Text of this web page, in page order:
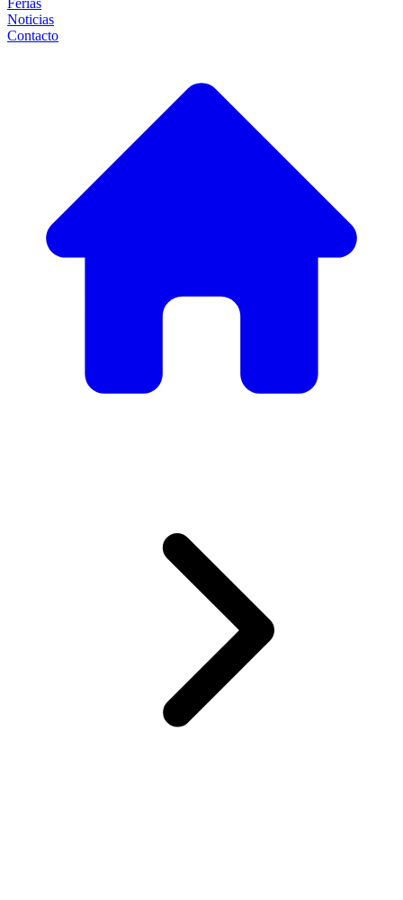
Ferias
Noticias
Contacto